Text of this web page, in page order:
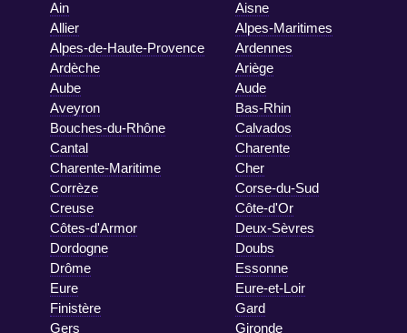
Ain
Aisne
Allier
Alpes-Maritimes
Alpes-de-Haute-Provence
Ardennes
Ardèche
Ariège
Aube
Aude
Aveyron
Bas-Rhin
Bouches-du-Rhône
Calvados
Cantal
Charente
Charente-Maritime
Cher
Corrèze
Corse-du-Sud
Creuse
Côte-d'Or
Côtes-d'Armor
Deux-Sèvres
Dordogne
Doubs
Drôme
Essonne
Eure
Eure-et-Loir
Finistère
Gard
Gers
Gironde